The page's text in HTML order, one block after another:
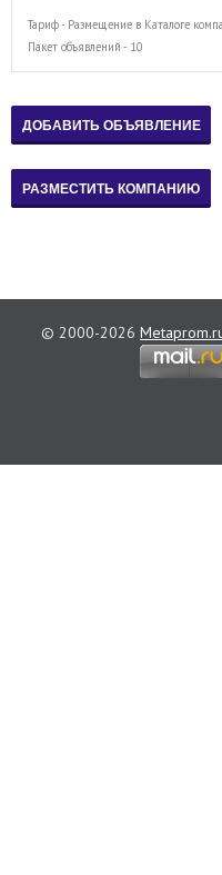
Тариф - Размещение в Каталоге
Пакет объявлений - 10
© 2000-2026